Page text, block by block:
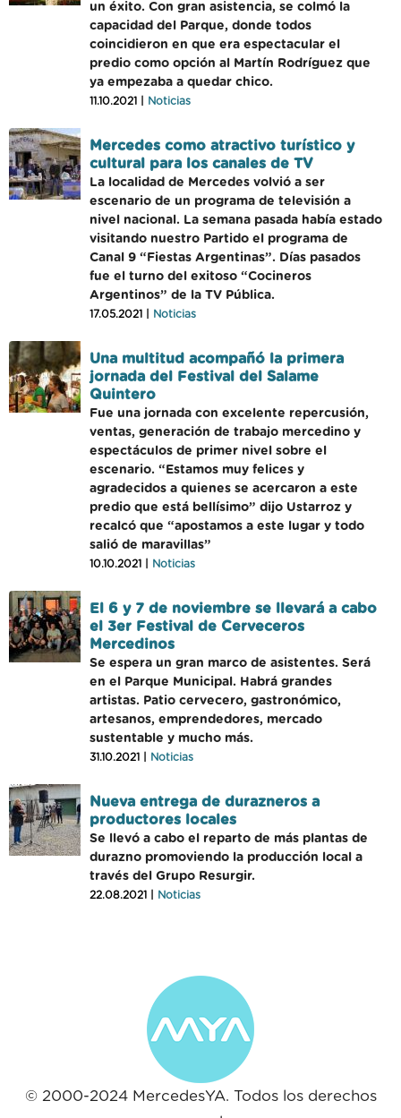
un éxito. Con gran asistencia, se colmó la
capacidad del Parque, donde todos
coincidieron en que era espectacular el
predio como opción al Martín Rodríguez que
ya empezaba a quedar chico.
11.10.2021 | Noticias
Mercedes como atractivo turístico y
cultural para los canales de TV
La localidad de Mercedes volvió a ser
escenario de un programa de televisión a
nivel nacional. La semana pasada había estado
visitando nuestro Partido el programa de
Canal 9 “Fiestas Argentinas”. Días pasados
fue el turno del exitoso “Cocineros
Argentinos” de la TV Pública.
17.05.2021 | Noticias
Una multitud acompañó la primera
jornada del Festival del Salame
Quintero
Fue una jornada con excelente repercusión,
ventas, generación de trabajo mercedino y
espectáculos de primer nivel sobre el
escenario. “Estamos muy felices y
agradecidos a quienes se acercaron a este
predio que está bellísimo” dijo Ustarroz y
recalcó que “apostamos a este lugar y todo
salió de maravillas”
10.10.2021 | Noticias
El 6 y 7 de noviembre se llevará a cabo
el 3er Festival de Cerveceros
Mercedinos
Se espera un gran marco de asistentes. Será
en el Parque Municipal. Habrá grandes
artistas. Patio cervecero, gastronómico,
artesanos, emprendedores, mercado
sustentable y mucho más.
31.10.2021 | Noticias
Nueva entrega de durazneros a
productores locales
Se llevó a cabo el reparto de más plantas de
durazno promoviendo la producción local a
través del Grupo Resurgir.
22.08.2021 | Noticias
© 2000-2024 MercedesYA. Todos los derechos